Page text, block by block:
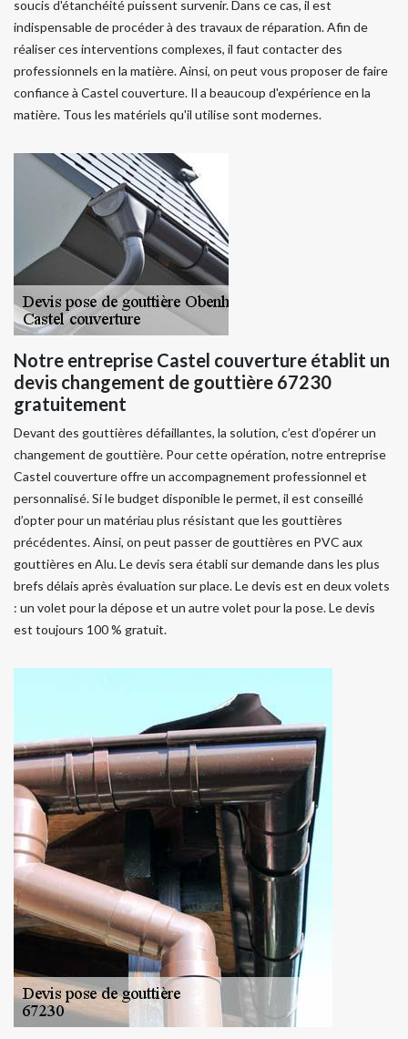
soucis d'étanchéité puissent survenir. Dans ce cas, il est
indispensable de procéder à des travaux de réparation. Afin de
réaliser ces interventions complexes, il faut contacter des
professionnels en la matière. Ainsi, on peut vous proposer de faire
confiance à Castel couverture. Il a beaucoup d'expérience en la
matière. Tous les matériels qu'il utilise sont modernes.
Notre entreprise Castel couverture établit un
devis changement de gouttière 67230
gratuitement
Devant des gouttières défaillantes, la solution, c’est d’opérer un
changement de gouttière. Pour cette opération, notre entreprise
Castel couverture offre un accompagnement professionnel et
personnalisé. Si le budget disponible le permet, il est conseillé
d’opter pour un matériau plus résistant que les gouttières
précédentes. Ainsi, on peut passer de gouttières en PVC aux
gouttières en Alu. Le devis sera établi sur demande dans les plus
brefs délais après évaluation sur place. Le devis est en deux volets
: un volet pour la dépose et un autre volet pour la pose. Le devis
est toujours 100 % gratuit.